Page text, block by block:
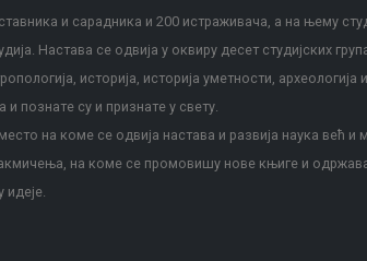
и сарадника и 200 истраживача, а на њему
Настава се одвија у оквиру десет студијских
историја, историја уметности,
и познате су и признате у свету.
на коме се одвија настава и развија наука већ
на коме се промовишу нове књиге и
идеје.